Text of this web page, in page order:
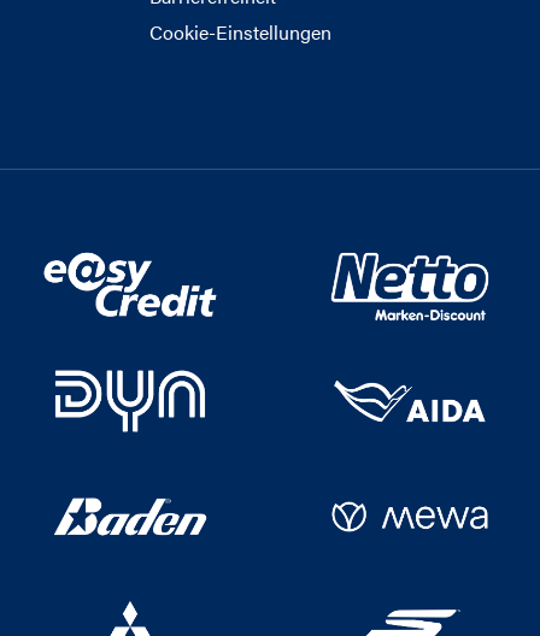
Cookie-Einstellungen